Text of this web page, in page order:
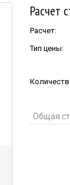
Расчет
Расчет:
Тип цены:
Общая